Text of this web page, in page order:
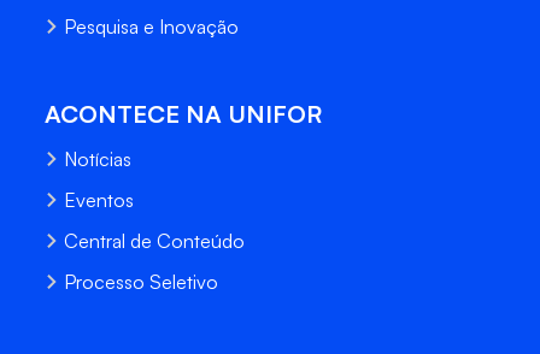
Pesquisa e Inovação
ACONTECE NA UNIFOR
Notícias
Eventos
Central de Conteúdo
Processo Seletivo